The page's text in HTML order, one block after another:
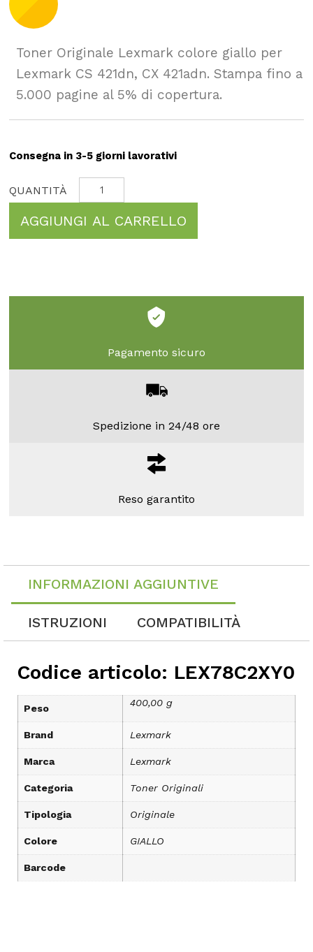
Toner Originale Lexmark colore giallo per
Lexmark CS 421dn, CX 421adn. Stampa fino a
5.000 pagine al 5% di copertura.
Consegna in 3-5 giorni lavorativi
AGGIUNGI AL CARRELLO
Pagamento sicuro
Spedizione in 24/48 ore
Reso garantito
INFORMAZIONI AGGIUNTIVE
ISTRUZIONI COMPATIBILITÀ
Codice articolo: LEX78C2XY0
Peso 400,00 g
Brand Lexmark
Marca Lexmark
Categoria Toner Originali
Tipologia Originale
Colore GIALLO
Barcode